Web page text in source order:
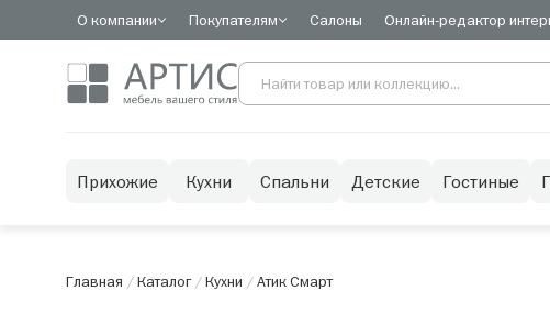
О компании Покупателям Салоны Онлайн-редактор
Прихожие Кухни Спальни Детские Гостиные
Главная /Каталог/Кухни /Атик Смарт